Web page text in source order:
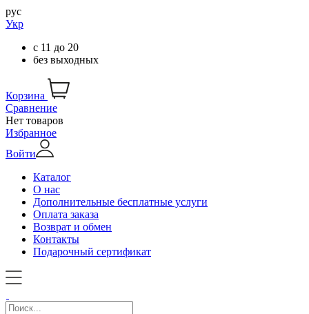
рус
Укр
с 11 до 20
без выходных
Корзина
Сравнение
Нет товаров
Избранное
Войти
Каталог
О нас
Дополнительные бесплатные услуги
Оплата заказа
Возврат и обмен
Контакты
Подарочный сертификат